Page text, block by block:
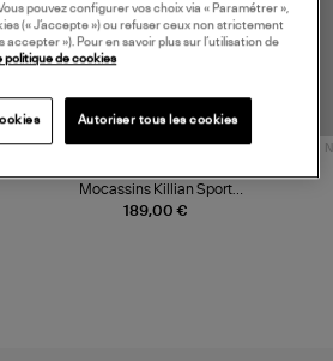
NOUVELLE COLLECTION
189,00 €
Mocassins Killian Sport
Mousse
pouvez configurer vos choix via « Paramétrer »,
(« J’accepte ») ou refuser ceux non strictement
»). Pour en savoir plus sur l’utilisation de
politique de cookies
Autoriser tous les cookies